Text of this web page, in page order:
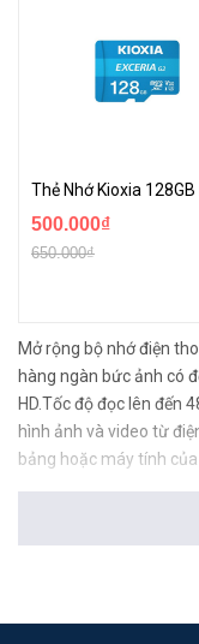
500.000₫
650.000₫
Mở rộng bộ nhớ điện
hàng ngàn bức ảnh có
HD.Tốc độ đọc lên đến
hình ảnh và video từ
bảng hoặc máy tính